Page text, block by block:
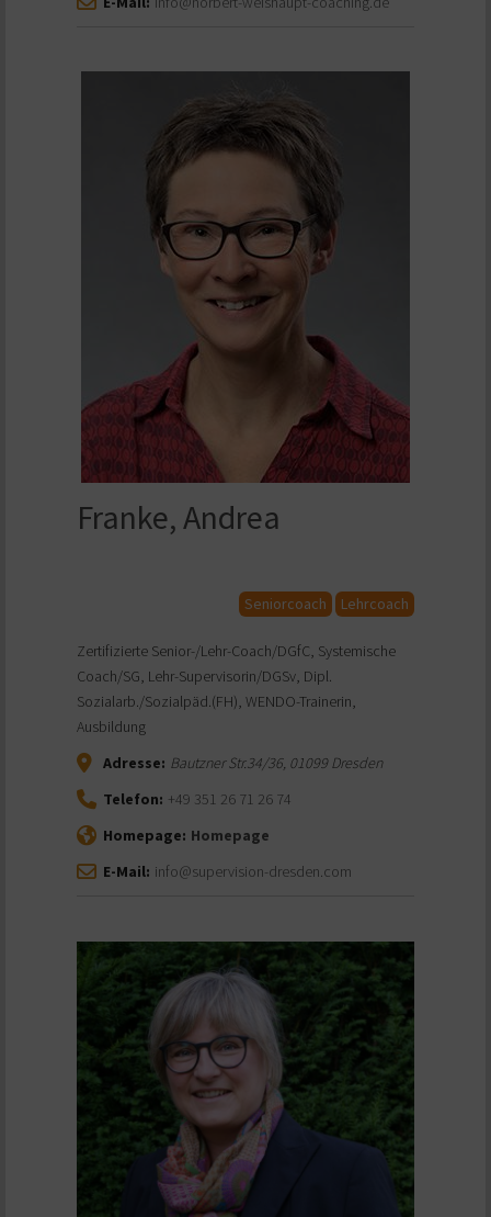
Franke, Andrea
Seniorcoach Lehrcoach
Zertifizierte Senior-/Lehr-Coach/DGfC, Systemische
Coach/SG, Lehr-Supervisorin/DGSv, Dipl.
Sozialarb./Sozialpäd.(FH), WENDO-Trainerin,
Ausbildung
Adresse: Bautzner Str.34/36, 01099Dresden
Telefon: +49 351 26 71 26 74
Homepage: Homepage
E-Mail: info@supervision-dresden.com